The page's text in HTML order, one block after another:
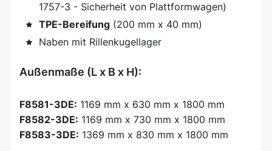
1757-3 - Sicherheit von Plattformwagen)
TPE-Bereifung (200 mm x 40 mm)
Naben mit Rillenkugellager
Außenmaße (L x B x H):
F8581-3DE: 1169 mm x 630 mm x 1800 mm
F8582-3DE: 1169 mm x 730 mm x 1800 mm
F8583-3DE: 1369 mm x 830 mm x 1800 mm